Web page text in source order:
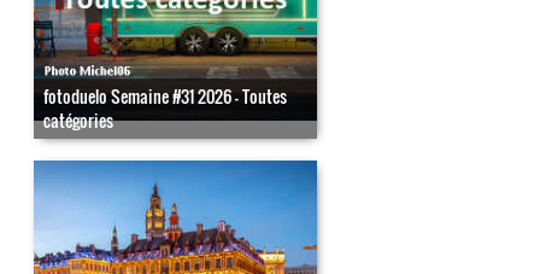
fotoduelo Semaine #31 2026 - Toutes
catégories